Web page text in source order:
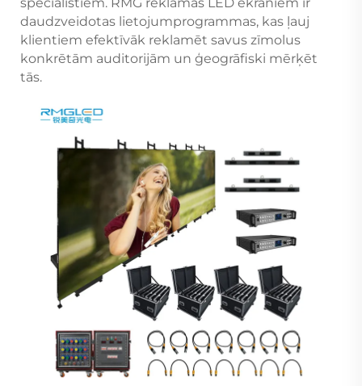
daudzveidotas lietojumprogrammas, kas ļauj
klientiem efektīvāk reklamēt savus zīmolus
konkrētām auditorijām un ģeogrāfiski mērķēt
tās.